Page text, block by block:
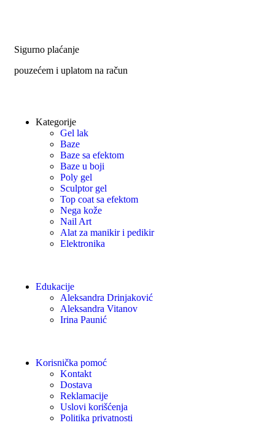
Sigurno plaćanje
pouzećem i uplatom na račun
Kategorije
Gel lak
Baze
Baze sa efektom
Baze u boji
Poly gel
Sculptor gel
Top coat sa efektom
Nega kože
Nail Art
Alat za manikir i pedikir
Elektronika
Edukacije
Aleksandra Drinjaković
Aleksandra Vitanov
Irina Paunić
Korisnička pomoć
Kontakt
Dostava
Reklamacije
Uslovi korišćenja
Politika privatnosti